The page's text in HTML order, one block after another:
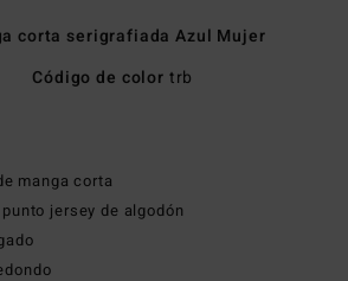
corta serigrafiada Azul Mujer
Código de color trb
manga corta
jersey de algodón